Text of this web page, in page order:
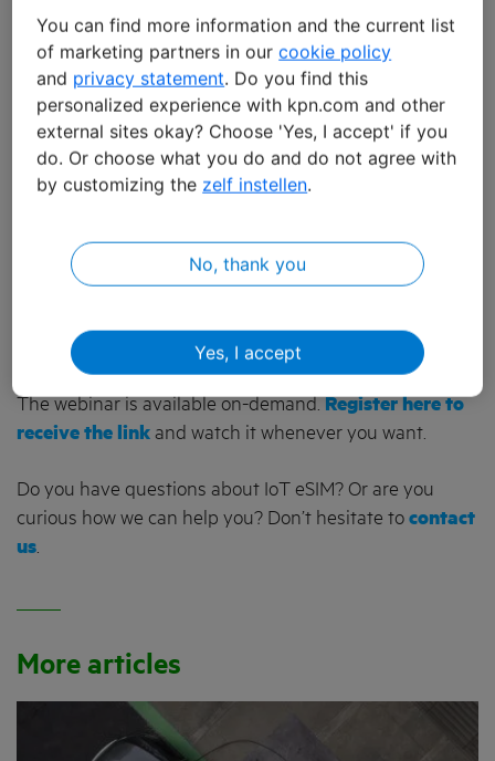
Then our webinar is a must-watch. Experts Łukasz
Bałczewski, Product Manager M2M & IoT at IDEMIA
Secure Transactions, and Bram van den Nouweland,
Product Manager IoT Connectivity at KPN IoT, will bring
you up to speed on the following topics:
The different eSIM and RSP solutions
Why you need a manageable eSIM
How you can get started
The webinar is available on-demand.Register here to
receive the link and watch it whenever you want.
Do you have questions about IoT eSIM? Or are you
curious how we can help you? Don’t hesitate to contact
us.
More articles
You can find more information and the current list
of marketing partners in our cookie policy
and privacy statement. Do you find this
personalized experience with kpn.com and other
external sites okay? Choose 'Yes, I accept' if you
do. Or choose what you do and do not agree with
by customizing the zelf instellen.
No, thank you
Yes, I accept